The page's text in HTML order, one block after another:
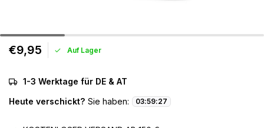
€9,95 Auf Lager
1-3 Werktage für DE & AT
Heute verschickt? Sie haben: 03:59:27